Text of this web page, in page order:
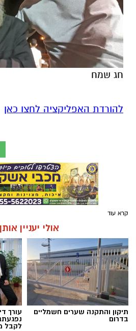
חג שמח
להורדת האפליקציה לחצו כאן
קרא עוד
אולי יעניין
תיקון והתקנה שערים חשמליים
בדרום
עורך
לקבל